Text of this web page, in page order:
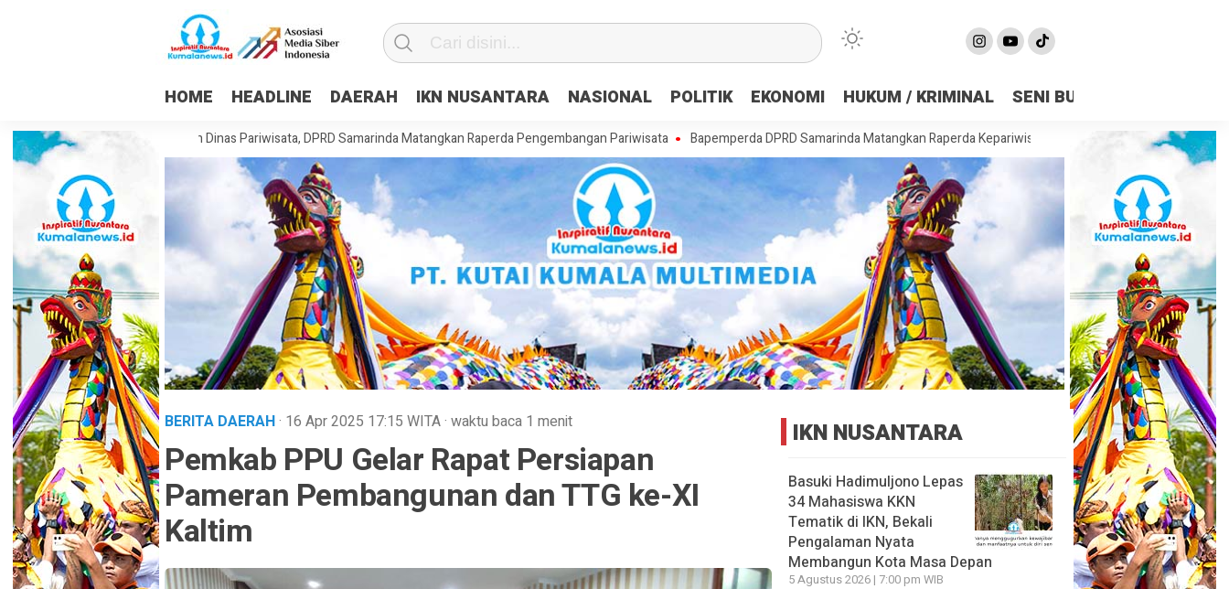
HOME HEADLINE DAERAH IKN NUSANTARA NASIONAL POLITIK EKONOMI HUKUM / KRIMINAL SENI BUDAYA
Dorong Pembentukan Dinas Pariwisata, DPRD Samarinda Matangkan Raperda Pengembangan Pariwisata Bapemperda DPRD Samarinda Matangkan Raperda Kepariwisataan, Bidik Pariwisata Jadi Penggerak
BERITA DAERAH· 16 Apr 2025 17:15 WITA· waktu baca 1 menit
Pemkab PPU Gelar Rapat Persiapan
Pameran Pembangunan dan TTG ke-XI
Kaltim
IKN NUSANTARA
Basuki Hadimuljono Lepas
34 Mahasiswa KKN
Tematik di IKN, Bekali
Pengalaman Nyata
Membangun Kota Masa Depan
5 Agustus 2026 | 7:00 pm WIB